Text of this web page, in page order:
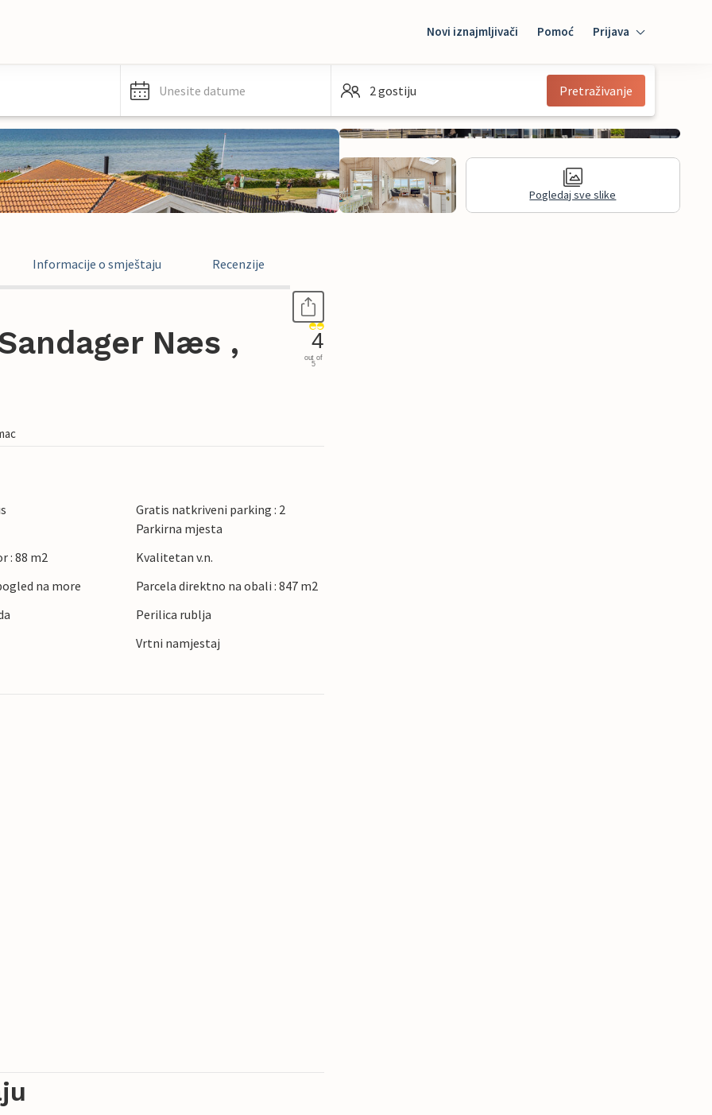
Novi iznajmljivači Pomoć Prijava
Mybooking
Unesite datume 2 gostiju Pretraživanje
Pogledaj sve slike
Informacije o smještaju Recenzije
Næs ,
4
out of
5
Gratis natkriveni parking : 2
Parkirna mjesta
: 88 m2
Kvalitetan v.n.
na more
Parcela direktno na obali : 847 m2
Perilica rublja
Vrtni namjestaj